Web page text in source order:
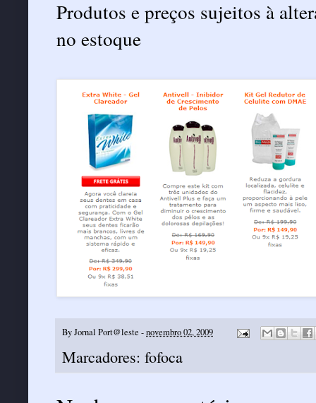
Produtos e preços sujeitos à
no estoque
ByJornal Port@leste -novembro 02, 2009
Marcadores: fofoca